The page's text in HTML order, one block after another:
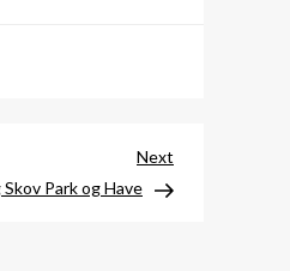
Post
Next
Park og Have